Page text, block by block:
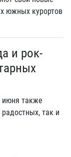
южных курортов
и рок-
июня также
так и